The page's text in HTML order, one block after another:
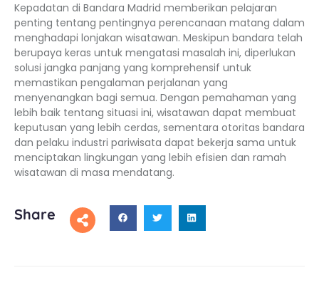
Kepadatan di Bandara Madrid memberikan pelajaran
penting tentang pentingnya perencanaan matang dalam
menghadapi lonjakan wisatawan. Meskipun bandara telah
berupaya keras untuk mengatasi masalah ini, diperlukan
solusi jangka panjang yang komprehensif untuk
memastikan pengalaman perjalanan yang
menyenangkan bagi semua. Dengan pemahaman yang
lebih baik tentang situasi ini, wisatawan dapat membuat
keputusan yang lebih cerdas, sementara otoritas bandara
dan pelaku industri pariwisata dapat bekerja sama untuk
menciptakan lingkungan yang lebih efisien dan ramah
wisatawan di masa mendatang.
Share